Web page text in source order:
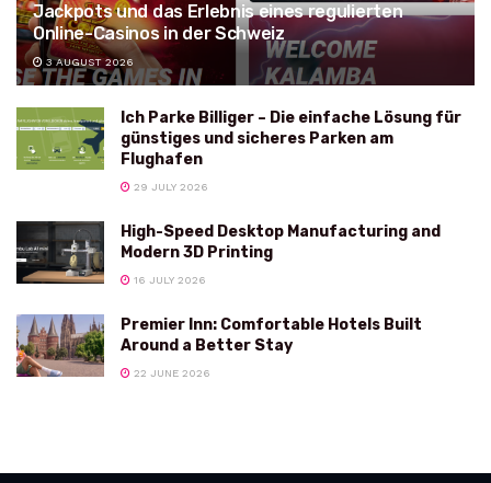
Jackpots und das Erlebnis eines regulierten
Online-Casinos in der Schweiz
3 AUGUST 2026
Ich Parke Billiger – Die einfache Lösung für
günstiges und sicheres Parken am
Flughafen
29 JULY 2026
High-Speed Desktop Manufacturing and
Modern 3D Printing
16 JULY 2026
Premier Inn: Comfortable Hotels Built
Around a Better Stay
22 JUNE 2026